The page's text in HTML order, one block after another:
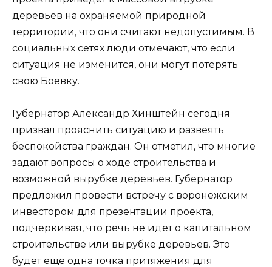
деревьев на охраняемой природной
территории, что они считают недопустимым. В
социальных сетях люди отмечают, что если
ситуация не изменится, они могут потерять
свою Боевку.
Губернатор Александр Хинштейн сегодня
призвал прояснить ситуацию и развеять
беспокойства граждан. Он отметил, что многие
задают вопросы о ходе строительства и
возможной вырубке деревьев. Губернатор
предложил провести встречу с воронежским
инвестором для презентации проекта,
подчеркивая, что речь не идет о капитальном
строительстве или вырубке деревьев. Это
будет еще одна точка притяжения для